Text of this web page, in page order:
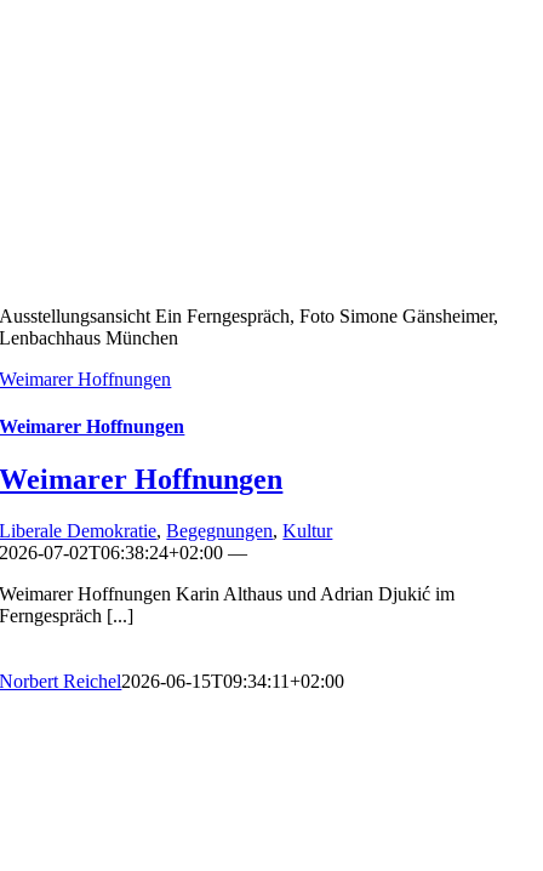
Ausstellungsansicht Ein Ferngespräch, Foto Simone Gänsheimer,
Lenbachhaus München
Weimarer Hoffnungen
Weimarer Hoffnungen
Weimarer Hoffnungen
Liberale Demokratie,Begegnungen,Kultur
2026-07-02T06:38:24+02:00 —
Weimarer Hoffnungen Karin Althaus und Adrian Djukić im
Ferngespräch [...]
Norbert Reichel2026-06-15T09:34:11+02:00